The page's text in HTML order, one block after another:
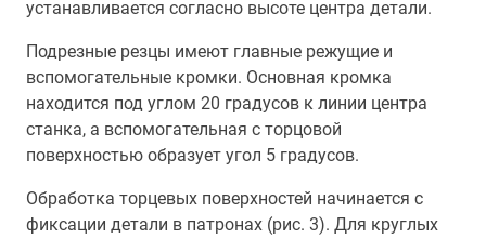
устанавливается согласно высоте центра детали.
Подрезные резцы имеют главные режущие и
вспомогательные кромки. Основная кромка
находится под углом 20 градусов к линии центра
станка, а вспомогательная с торцовой
поверхностью образует угол 5 градусов.
Обработка торцевых поверхностей начинается с
фиксации детали в патронах (рис. 3). Для круглых